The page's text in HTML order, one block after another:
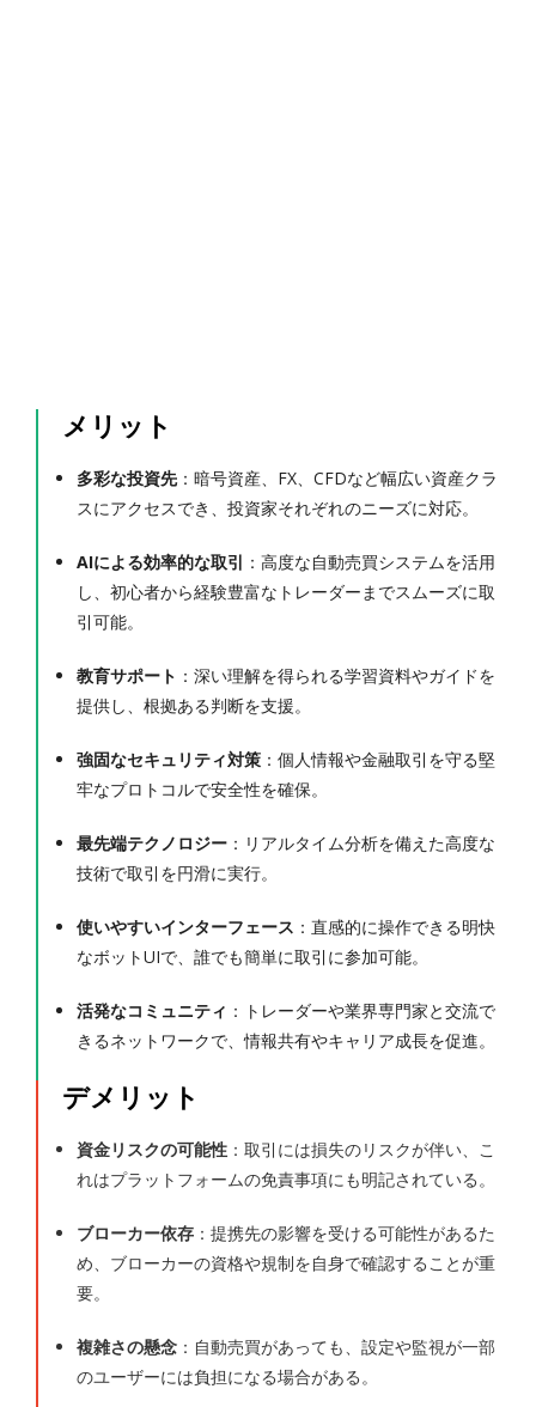
メリット
多彩な投資先：暗号資産、FX、CFDなど幅広い資産クラ
スにアクセスでき、投資家それぞれのニーズに対応。
AIによる効率的な取引 ：高度な自動売買システムを活用
し、初心者から経験豊富なトレーダーまでスムーズに取
引可能。
教育サポート ：深い理解を得られる学習資料やガイドを
提供し、根拠ある判断を支援。
強固なセキュリティ対策 ：個人情報や金融取引を守る堅
牢なプロトコルで安全性を確保。
最先端テクノロジー ：リアルタイム分析を備えた高度な
技術で取引を円滑に実行。
使いやすいインターフェース ：直感的に操作できる明快
なボットUIで、誰でも簡単に取引に参加可能。
活発なコミュニティ ：トレーダーや業界専門家と交流で
きるネットワークで、情報共有やキャリア成長を促進。
デメリット
資金リスクの可能性 ：取引には損失のリスクが伴い、こ
れはプラットフォームの免責事項にも明記されている。
ブローカー依存 ：提携先の影響を受ける可能性があるた
め、ブローカーの資格や規制を自身で確認することが重
要。
複雑さの懸念 ：自動売買があっても、設定や監視が一部
のユーザーには負担になる場合がある。